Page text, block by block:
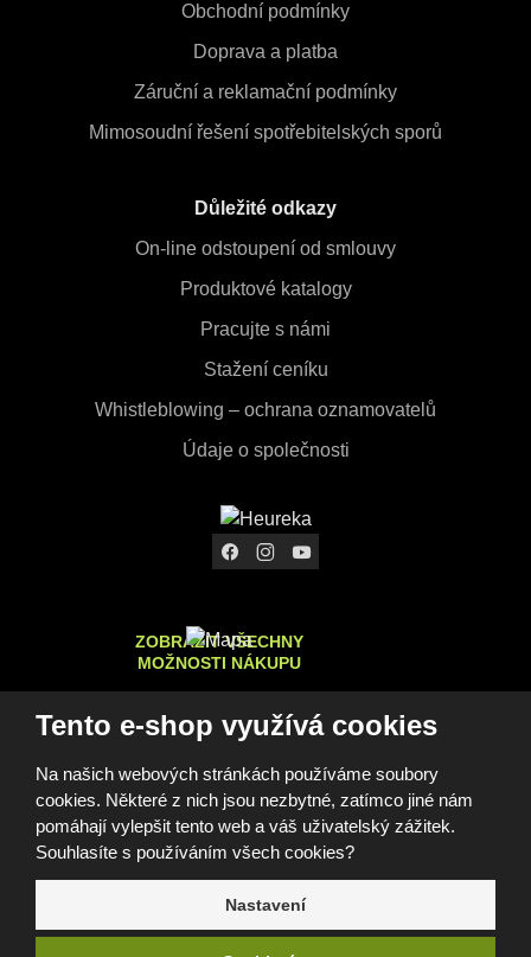
Tento e-shop využívá cookies
Na našich webových stránkách používáme soubory
cookies. Některé z nich jsou nezbytné, zatímco jiné nám
pomáhají vylepšit tento web a váš uživatelský zážitek.
Souhlasíte s používáním všech cookies?
Nastavení
Obchodní podmínky
Doprava a platba
Záruční a reklamační podmínky
Mimosoudní řešení spotřebitelských sporů
Důležité odkazy
On-line odstoupení od smlouvy
Produktové katalogy
Pracujte s námi
Stažení ceníku
Whistleblowing – ochrana oznamovatelů
Údaje o společnosti
ZOBRAZIT VŠECHNY
MOŽNOSTI NÁKUPU
© 2026, FOMEI s.r.o.
Prohlášení o přístupnostiMapa stránekGDPR Cookies
Nastavení cookies
Tento web je chráněn pomocí Google ReCAPTCHA a platí pro
zásady ochrany osobních údajů
e